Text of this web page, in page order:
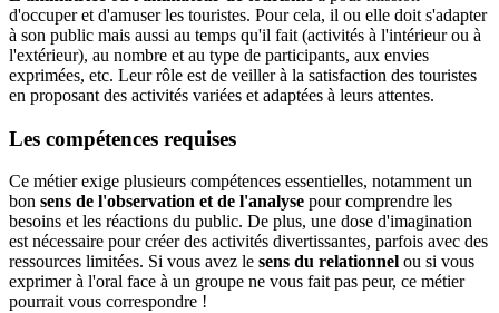
d'occuper et d'amuser les touristes. Pour cela, il ou elle doit s'adapter
à son public mais aussi au temps qu'il fait (activités à l'intérieur ou à
l'extérieur), au nombre et au type de participants, aux envies
exprimées, etc. Leur rôle est de veiller à la satisfaction des touristes
en proposant des activités variées et adaptées à leurs attentes.
Les compétences requises
Ce métier exige plusieurs compétences essentielles, notamment un
bon sens de l'observation et de l'analyse pour comprendre les
besoins et les réactions du public. De plus, une dose d'imagination
est nécessaire pour créer des activités divertissantes, parfois avec des
ressources limitées. Si vous avez le sens du relationnel ou si vous
exprimer à l'oral face à un groupe ne vous fait pas peur, ce métier
pourrait vous correspondre !